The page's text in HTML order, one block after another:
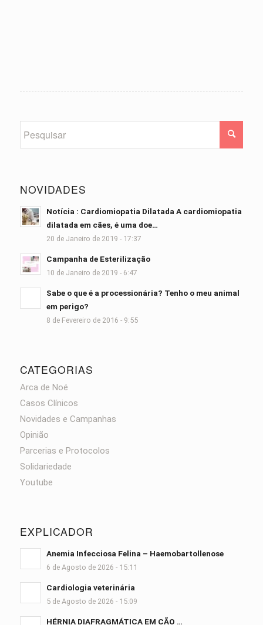
NOVIDADES
Notícia : Cardiomiopatia Dilatada A cardiomiopatia
dilatada em cães, é uma doe…
20 de Janeiro de 2019 - 17:37
Campanha de Esterilização
10 de Janeiro de 2019 - 6:47
Sabe o que é a processionária? Tenho o meu animal
em perigo?
8 de Fevereiro de 2016 - 9:55
CATEGORIAS
Arca de Noé
Casos Clínicos
Novidades e Campanhas
Opinião
Parcerias e Protocolos
Solidariedade
Youtube
EXPLICADOR
Anemia Infecciosa Felina – Haemobartollenose
6 de Agosto de 2026 - 15:11
Cardiologia veterinária
5 de Agosto de 2026 - 15:09
HÉRNIA DIAFRAGMÁTICA EM CÃO …